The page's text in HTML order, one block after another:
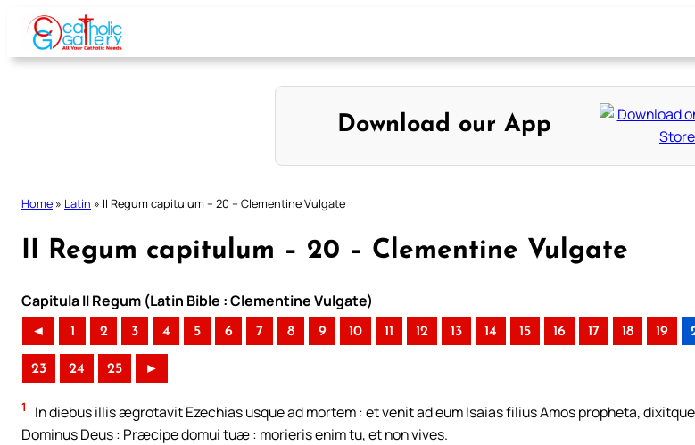
Skip
content
Download our App
Home » Latin » II Regum capitulum – 20 – Clementine Vulgate
II Regum capitulum – 20 – Clementine Vulgate
Capitula II Regum (Latin Bible : Clementine Vulgate)
◄ 1 2 3 4 5 6 7 8 9 10 11 12 13 14 15 16 17 18 19
23 24 25 ►
1
In diebus illis ægrotavit Ezechias usque ad mortem : et venit ad eum Isaias filius Amos propheta,
Dominus Deus : Præcipe domui tuæ : morieris enim tu, et non vives.